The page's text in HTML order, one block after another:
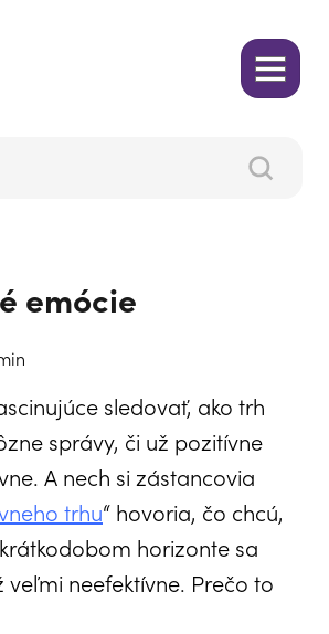
emócie
sledovať, ako trh
správy, či už pozitívne
A nech si zástancovia
trhu“ hovoria, čo chcú,
horizonte sa
neefektívne. Prečo to